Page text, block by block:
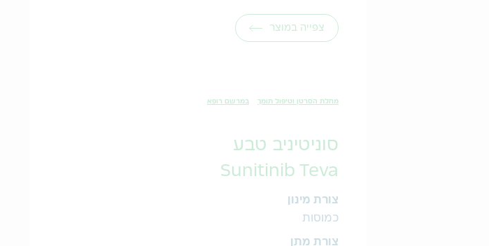
צפייה במוצר
מחלת הסרטן וטיפול תומך במרשם רופא
סוניטיניב טבע
Sunitinib Teva
צורת מינון
כמוסות
צורת מתן